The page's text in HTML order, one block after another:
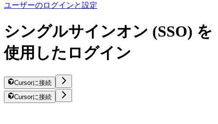
ユーザーのログインと設定
シングルサインオン (SSO) を
使用したログイン
Cursorに接続
Cursorに接続